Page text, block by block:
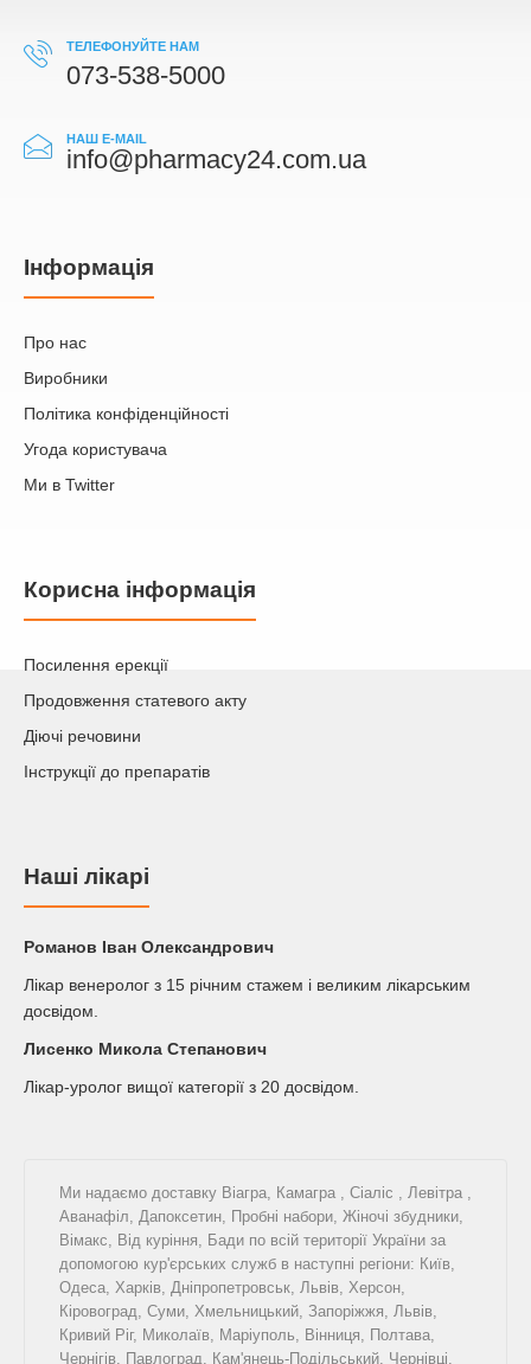
ТЕЛЕФОНУЙТЕ НАМ
073-538-5000
НАШ E-MAIL
info@pharmacy24.com.ua
Iнформація
Про нас
Виробники
Політика конфіденційності
Угода користувача
Ми в Twitter
Корисна інформація
Посилення ерекції
Продовження статевого акту
Діючі речовини
Інструкції до препаратів
Наші лікарі
Романов Iван Олександрович
Лікар венеролог з 15 річним стажем і великим лікарським
досвідом.
Лисенко Микола Степанович
Лікар-уролог вищої категорії з 20 досвідом.
Ми надаємо доставку Віагра, Камагра , Сіаліс , Левітра ,
Аванафіл, Дапоксетин, Пробні набори, Жіночі збудники,
Вімакс, Від куріння, Бади по всій території України за
допомогою кур'єрських служб в наступні регіони: Київ,
Одеса, Харків, Дніпропетровськ, Львів, Херсон,
Кіровоград, Суми, Хмельницький, Запоріжжя, Львів,
Кривий Ріг, Миколаїв, Маріуполь, Вінниця, Полтава,
Чернігів, Павлоград, Кам'янець-Подільський, Чернівці,